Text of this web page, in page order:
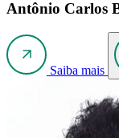
Antônio Carlos
Saiba mais